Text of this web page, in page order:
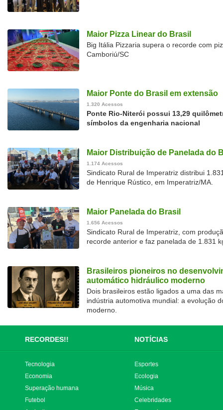
Maior Pizza Linear do Brasil
Big Itália Pizzaria supera o recorde com
Camboriú/SC
Maior Ponte do Brasil em extensão
1.320 Acessos
Ponte Rio-Niterói possui 13,29
símbolos da engenharia nacional
Maior Distribuição de Panelada do
1.174 Acessos
Sindicato Rural de Imperatriz distribui
de Henrique Rústico, em Imperatriz/MA.
Maior Panelada do Brasil
1.656 Acessos
Sindicato Rural de Imperatriz, com
recorde anterior e faz panelada de 1.831
Brasileiros pioneiros no
automático hidráulico moderno
Dois brasileiros estão ligados a uma das
indústria automotiva mundial: a evolução
moderno.
RECORDES!! NOTÍCIAS
Tecnologia
Economia
Superação humana
Futebol
Esportes
Ecologia
Música
Celebridades